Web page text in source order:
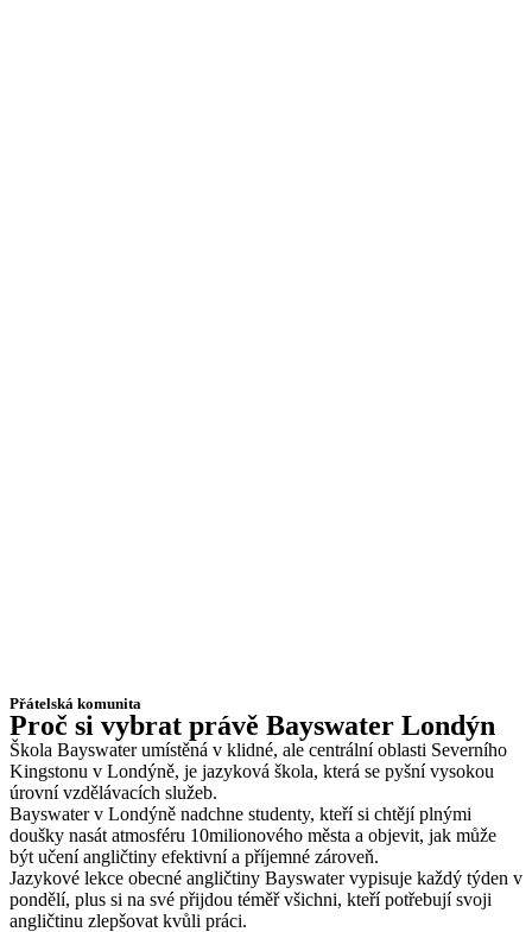
Přátelská komunita
Proč si vybrat právě Bayswater Londýn
Škola Bayswater umístěná v klidné, ale centrální oblasti Severního
Kingstonu v Londýně, je jazyková škola, která se pyšní vysokou
úrovní vzdělávacích služeb.
Bayswater v Londýně nadchne studenty, kteří si chtějí plnými
doušky nasát atmosféru 10milionového města a objevit, jak může
být učení angličtiny efektivní a příjemné zároveň.
Jazykové lekce obecné angličtiny Bayswater vypisuje každý týden v
pondělí, plus si na své přijdou téměř všichni, kteří potřebují svoji
angličtinu zlepšovat kvůli práci.